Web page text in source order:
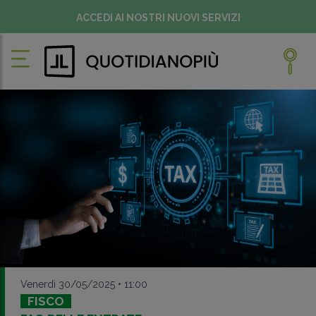
ACCEDI AI NOSTRI NUOVI SERVIZI
Venerdì 30/05/2025 • 11:00
FISCO